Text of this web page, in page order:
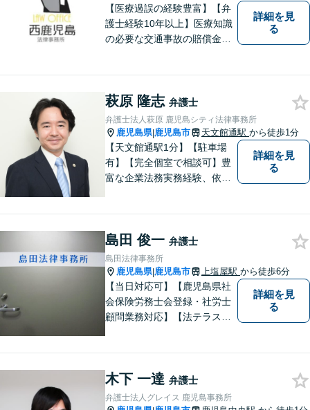
能】
【医療過誤の経験豊富】【弁
護士経験10年以上】医療知識
の必要な交通事故の賠償金請
さい。依頼者様との信頼関係
を大切に解決へ向けて尽力い
たします。【休日・夜間対応
可】
詳細を見
る
萩原 隆志 弁護士
弁護士法人萩原 鹿児島シティ法律事務所
鹿児島県|鹿児島市 天文館通駅 から徒歩1分
【天文館通駅1分】【駐車場
有】【完全個室で相談可】豊
富な企業法務実務経験、依頼
を傾け、依頼者の悩みに寄り
添って助言や提案を提供して
参ります。 お気軽にご相談く
ださい。
詳細を見
る
島田 俊一 弁護士
島田法律事務所
鹿児島県|鹿児島市 上塩屋駅 から徒歩6分
【当日対応可】【鹿児島県社
会保険労務士会登録・社労士
顧問業務対応】【法テラス対
詳細を見
る
木下 一達 弁護士
弁護士法人グレイス 鹿児島事務所